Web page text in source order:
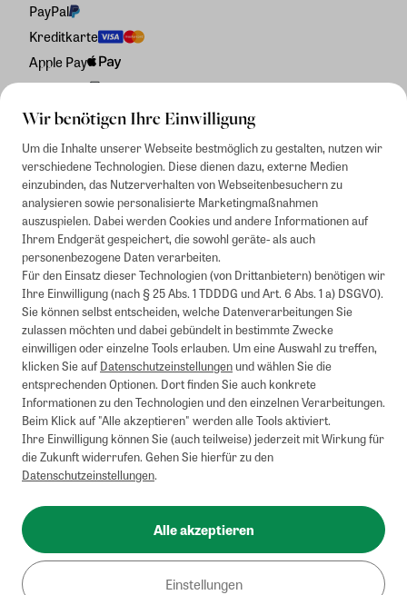
Wir benötigen Ihre Einwilligung
Um die Inhalte unserer Webseite bestmöglich zu gestalten, nutzen wir
verschiedene Technologien. Diese dienen dazu, externe Medien
einzubinden, das Nutzerverhalten von Webseitenbesuchern zu
analysieren sowie personalisierte Marketingmaßnahmen
auszuspielen. Dabei werden Cookies und andere Informationen auf
Ihrem Endgerät gespeichert, die sowohl geräte- als auch
personenbezogene Daten verarbeiten.
Für den Einsatz dieser Technologien (von Drittanbietern) benötigen wir
Ihre Einwilligung (nach § 25 Abs. 1 TDDDG und Art. 6 Abs. 1 a) DSGVO).
Sie können selbst entscheiden, welche Datenverarbeitungen Sie
zulassen möchten und dabei gebündelt in bestimmte Zwecke
einwilligen oder einzelne Tools erlauben. Um eine Auswahl zu treffen,
klicken Sie aufDatenschutzeinstellungenund wählen Sie die
entsprechenden Optionen. Dort finden Sie auch konkrete
Informationen zu den Technologien und den einzelnen Verarbeitungen.
Beim Klick auf "Alle akzeptieren" werden alle Tools aktiviert.
Ihre Einwilligung können Sie (auch teilweise) jederzeit mit Wirkung für
die Zukunft widerrufen. Gehen Sie hierfür zu den
Datenschutzeinstellungen.
Alle akzeptieren
Einstellungen
PayPal
Kreditkarte
Apple Pay
Rechnung